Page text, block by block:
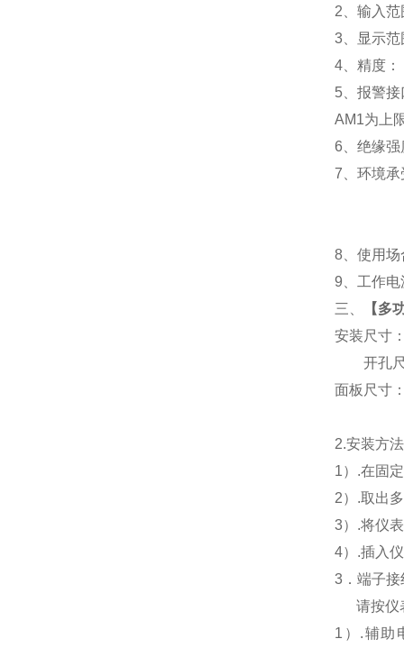
2 、输入
3
显示
4 、精度：
5 、报警接
AM1为上
6 、绝缘
7 、环境
8 、使用
9 、工作
三、
【多
安装尺寸
开孔
面板尺寸
2.安装方
1）.在固
2）.取出
3）.将仪
4）.插入
3 ．端子
请按仪
1 ） .辅助